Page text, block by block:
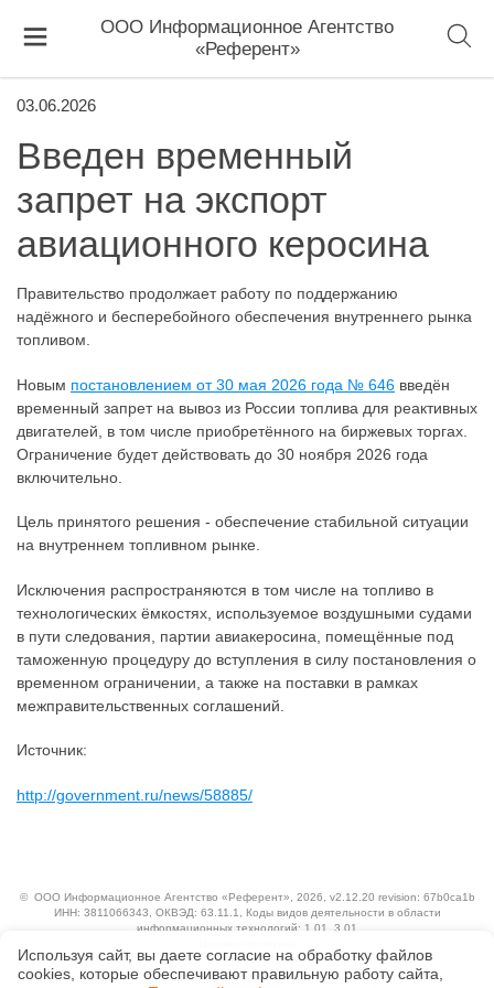
ООО Информационное Агентство
«Референт»
03.06.2026
Введен временный
запрет на экспорт
авиационного керосина
Правительство продолжает работу по поддержанию
надёжного и бесперебойного обеспечения внутреннего рынка
топливом.
Новым постановлением от 30 мая 2026 года № 646 введён
временный запрет на вывоз из России топлива для реактивных
двигателей, в том числе приобретённого на биржевых торгах.
Ограничение будет действовать до 30 ноября 2026 года
включительно.
Цель принятого решения - обеспечение стабильной ситуации
на внутреннем топливном рынке.
Исключения распространяются в том числе на топливо в
технологических ёмкостях, используемое воздушными судами
в пути следования, партии авиакеросина, помещённые под
таможенную процедуру до вступления в силу постановления о
временном ограничении, а также на поставки в рамках
межправительственных соглашений.
Источник:
http://government.ru/news/58885/
© ООО Информационное Агентство «Референт» , 2026, v2.12.20 revision: 67b0ca1b
ИНН: 3811066343, ОКВЭД: 63.11.1, Коды видов деятельности в области
информационных технологий: 1.01, 3.01
Технологии
Используя сайт, вы даете согласие на обработку файлов
сооkiеs, которые обеспечивают правильную работу сайта,